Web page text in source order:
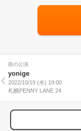
前の公演
yonige
2022/10/19 (水) 19:00
札幌PENNY LANE 24